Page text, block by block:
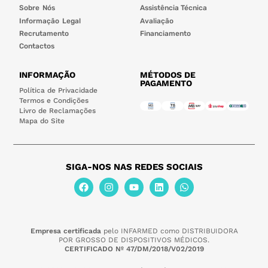
Sobre Nós
Informação Legal
Recrutamento
Contactos
Assistência Técnica
Avaliação
Financiamento
INFORMAÇÃO
Política de Privacidade
Termos e Condições
Livro de Reclamações
Mapa do Site
MÉTODOS DE
PAGAMENTO
SIGA-NOS NAS REDES SOCIAIS
Empresa certificadapelo INFARMED como DISTRIBUIDORA
POR GROSSO DE DISPOSITIVOS MÉDICOS.
CERTIFICADO Nº 47/DM/2018/V02/2019